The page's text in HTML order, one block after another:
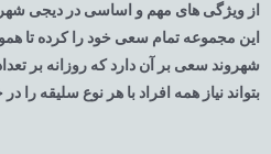
از ویژگی های مهم و اساسی در دیجی
این مجموعه تمام سعی خود را کرده تا
شهروند سعی بر آن دارد که روزانه بر
بتواند نیاز همه افراد با هر نوع سلیقه